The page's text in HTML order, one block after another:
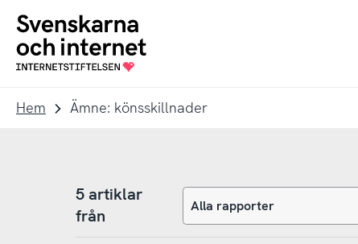
navigation
innehåll
To
startpage
Hem Ämne: könsskillnader
5 artiklar
från